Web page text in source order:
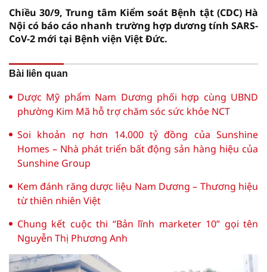
Chiều 30/9, Trung tâm Kiểm soát Bệnh tật (CDC) Hà
Nội có báo cáo nhanh trường hợp dương tính SARS-
CoV-2 mới tại Bệnh viện Việt Đức.
Bài liên quan
Dược Mỹ phẩm Nam Dương phối hợp cùng UBND
phường Kim Mã hỗ trợ chăm sóc sức khỏe NCT
Soi khoản nợ hơn 14.000 tỷ đồng của Sunshine
Homes – Nhà phát triển bất động sản hàng hiệu của
Sunshine Group
Kem đánh răng dược liệu Nam Dương – Thương hiệu
từ thiên nhiên Việt
Chung kết cuộc thi “Bản lĩnh marketer 10” gọi tên
Nguyễn Thị Phương Anh